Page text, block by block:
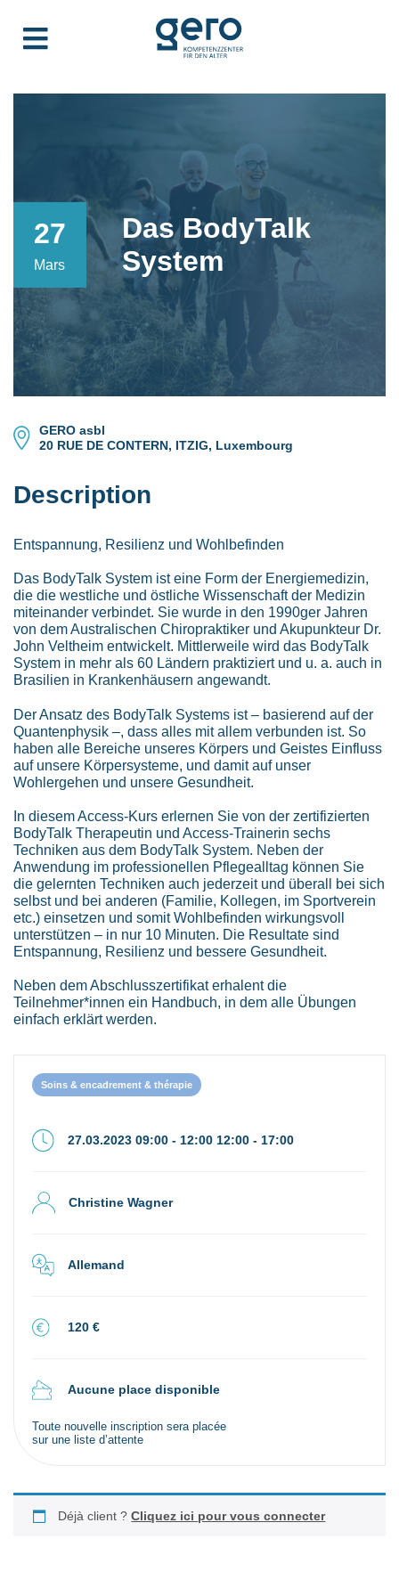
27
Mars
Das BodyTalk
System
GERO asbl
20 RUE DE CONTERN, ITZIG, Luxembourg
Description
Entspannung, Resilienz und Wohlbefinden
Das BodyTalk System ist eine Form der Energiemedizin,
die die westliche und östliche Wissenschaft der Medizin
miteinander verbindet. Sie wurde in den 1990ger Jahren
von dem Australischen Chiropraktiker und Akupunkteur Dr.
John Veltheim entwickelt. Mittlerweile wird das BodyTalk
System in mehr als 60 Ländern praktiziert und u. a. auch in
Brasilien in Krankenhäusern angewandt.
Der Ansatz des BodyTalk Systems ist – basierend auf der
Quantenphysik –, dass alles mit allem verbunden ist. So
haben alle Bereiche unseres Körpers und Geistes Einfluss
auf unsere Körpersysteme, und damit auf unser
Wohlergehen und unsere Gesundheit.
In diesem Access-Kurs erlernen Sie von der zertifizierten
BodyTalk Therapeutin und Access-Trainerin sechs
Techniken aus dem BodyTalk System. Neben der
Anwendung im professionellen Pflegealltag können Sie
die gelernten Techniken auch jederzeit und überall bei sich
selbst und bei anderen (Familie, Kollegen, im Sportverein
etc.) einsetzen und somit Wohlbefinden wirkungsvoll
unterstützen – in nur 10 Minuten. Die Resultate sind
Entspannung, Resilienz und bessere Gesundheit.
Neben dem Abschlusszertifikat erhalent die
Teilnehmer*innen ein Handbuch, in dem alle Übungen
einfach erklärt werden.
Soins & encadrement & thérapie
27.03.2023 09:00 - 12:00 12:00 - 17:00
Christine Wagner
Allemand
120 €
Aucune place disponible
Toute nouvelle inscription sera placée
sur une liste d’attente
Déjà client ?Cliquez ici pour vous connecter